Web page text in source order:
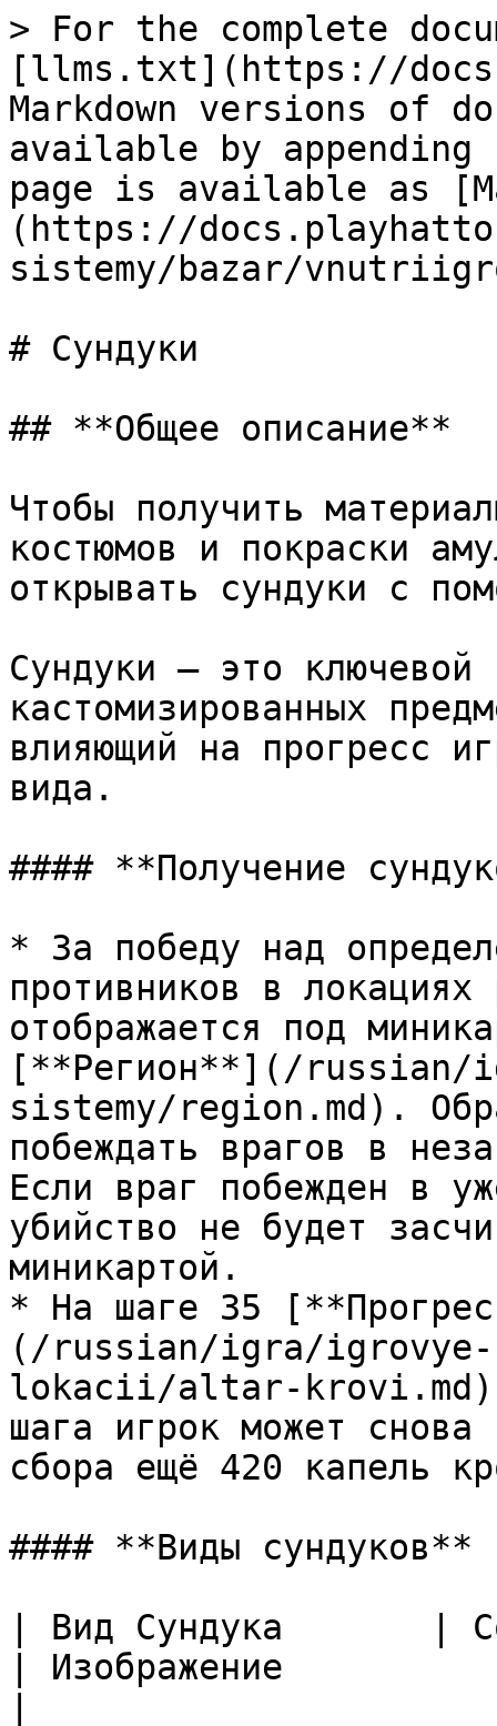
> For the complete
[llms.txt](https://
Markdown versions of
available by
page is available as
(https://
sistemy/bazar/
# Сундуки
## **Общее описание**
Чтобы получить
костюмов и покраски
открывать сундуки с
Сундуки — это ключевой
кастомизированных
влияющий на прогресс
вида.
#### **Получение
* За победу над
противников в
отображается под
[**Регион**](/russian/
sistemy/region.md).
побеждать врагов в
Если враг побежден в
убийство не будет
миникартой.
* На шаге 35
(/russian/igra/igrovye-
lokacii/altar-krovi.md).
шага игрок может снова
сбора ещё 420 капель
#### **Виды сундуков**
| Вид Сундука       |
| Изображение